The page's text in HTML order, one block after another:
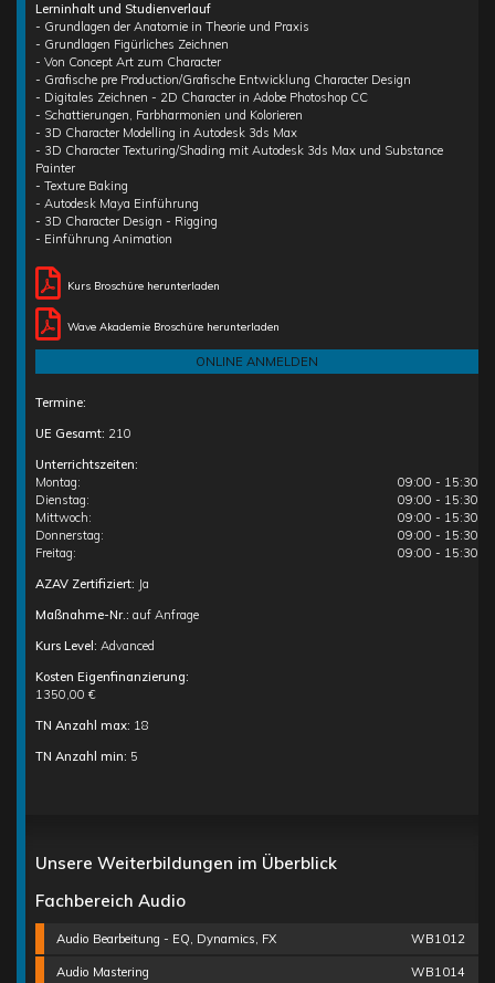
Lerninhalt und Studienverlauf
- Grundlagen der Anatomie in Theorie und Praxis
- Grundlagen Figürliches Zeichnen
- Von Concept Art zum Character
- Grafische pre Production/Grafische Entwicklung Character Design
- Digitales Zeichnen - 2D Character in Adobe Photoshop CC
- Schattierungen, Farbharmonien und Kolorieren
- 3D Character Modelling in Autodesk 3ds Max
- 3D Character Texturing/Shading mit Autodesk 3ds Max und Substance
Painter
- Texture Baking
- Autodesk Maya Einführung
- 3D Character Design - Rigging
- Einführung Animation
Kurs Broschüre herunterladen
Wave Akademie Broschüre herunterladen
ONLINE ANMELDEN
Termine:
UE Gesamt: 210
Unterrichtszeiten:
Montag:
09:00 - 15:30
Dienstag:
09:00 - 15:30
Mittwoch:
09:00 - 15:30
Donnerstag:
09:00 - 15:30
Freitag:
09:00 - 15:30
AZAV Zertifiziert: Ja
Maßnahme-Nr.: auf Anfrage
Kurs Level: Advanced
Kosten Eigenfinanzierung:
1350,00 €
TN Anzahl max: 18
TN Anzahl min: 5
Unsere Weiterbildungen im Überblick
Fachbereich Audio
Audio Bearbeitung - EQ, Dynamics, FX WB1012
Audio Mastering WB1014